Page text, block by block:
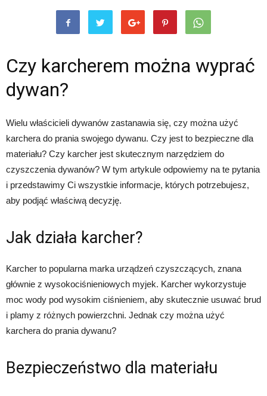
Czy karcherem można wyprać
dywan?
Wielu właścicieli dywanów zastanawia się, czy można użyć
karchera do prania swojego dywanu. Czy jest to bezpieczne dla
materiału? Czy karcher jest skutecznym narzędziem do
czyszczenia dywanów? W tym artykule odpowiemy na te pytania
i przedstawimy Ci wszystkie informacje, których potrzebujesz,
aby podjąć właściwą decyzję.
Jak działa karcher?
Karcher to popularna marka urządzeń czyszczących, znana
głównie z wysokociśnieniowych myjek. Karcher wykorzystuje
moc wody pod wysokim ciśnieniem, aby skutecznie usuwać brud
i plamy z różnych powierzchni. Jednak czy można użyć
karchera do prania dywanu?
Bezpieczeństwo dla materiału